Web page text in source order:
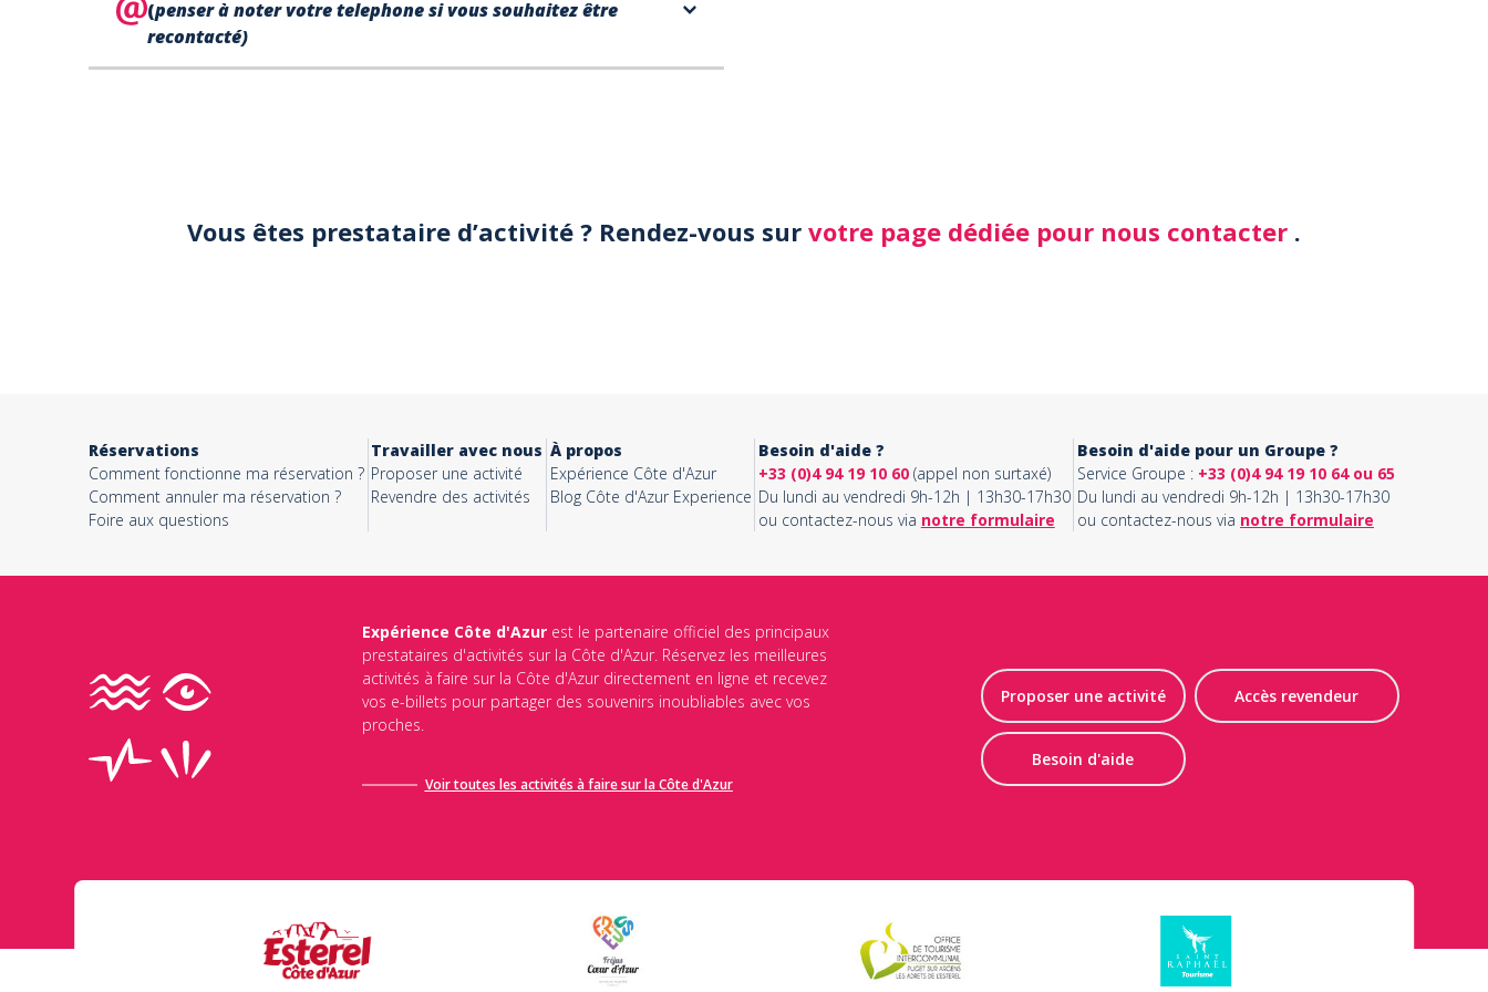
(penser à noter votre telephone si vous souhaitez être
recontacté)
Message*
Vous êtes prestataire d’activité ? Rendez-vous sur votre page dédiée pour nous contacter .
Réservations
Comment fonctionne ma réservation ?
Comment annuler ma réservation ?
Foire aux questions
Travailler avec nous
Proposer une activité
Revendre des activités
À propos
Expérience Côte d'Azur
Blog Côte d'Azur Experience
Besoin d'aide ?
+33 (0)4 94 19 10 60(appel non surtaxé)
Du lundi au vendredi 9h-12h | 13h30-17h30
ou contactez-nous via notre formulaire
Besoin d'aide pour un Groupe ?
Service Groupe : +33 (0)4 94 19 10 64 ou 65
Du lundi au vendredi 9h-12h | 13h30-17h30
ou contactez-nous via notre formulaire
Expérience Côte d'Azurest le partenaire officiel des principaux
prestataires d'activités sur la Côte d'Azur. Réservez les meilleures
activités à faire sur la Côte d'Azur directement en ligne et recevez
vos e-billets pour partager des souvenirs inoubliables avec vos
proches.
Voir toutes les activités à faire sur la Côte d'Azur
Proposer une activité Accès revendeur
Besoin d'aide